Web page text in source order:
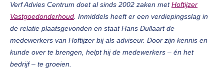
Verf Advies Centrum doet al sinds 2002 zaken metHoftijzer
Vastgoedonderhoud . Inmiddels heeft er een verdiepingsslag in
de relatie plaatsgevonden en staat Hans Dullaart de
medewerkers van Hoftijzer bij als adviseur. Door zijn kennis en
kunde over te brengen, helpt hij de medewerkers – én het
bedrijf – te groeien.